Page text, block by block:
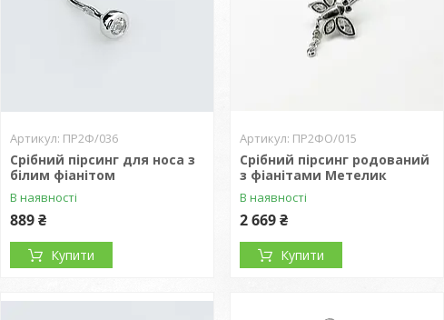
ПР2Ф/036
Срібний пірсинг для носа з
білим фіанітом
В наявності
889 ₴
Купити
ПР2ФО/015
Срібний пірсинг родований
з фіанітами Метелик
В наявності
2 669 ₴
Купити